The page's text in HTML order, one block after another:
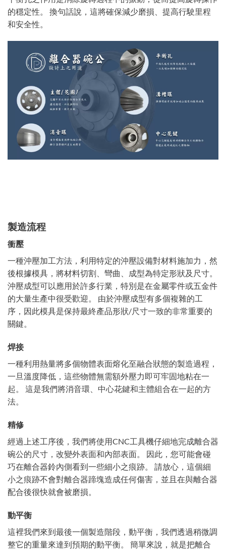
的穩定性。 換句話說，這將確保減少磨損、提高行駛里程
和安全性。
製造流程
衝壓
一種沖壓加工方法，利用特定的沖壓設備對材料施加力，然
後根據模具，將材料切割、彎曲、成型為特定形狀及尺寸。
沖壓成型可以應用於許多行業，特別是在金屬零件或五金件
的大量生產中很受歡迎。 由於沖壓成型有多個複雜的工
序，因此模具是保持最終產品形狀/尺寸一致的非常重要的
關鍵。
焊接
一種利用熱量將多個物體表面熔化至融合狀態的製造過程，
一旦溫度降低，這些物體無需額外壓力即可牢固地粘在一
起。 這是我們將消音環、中心花鍵和主體組合在一起的方
法。
精修
經過上述工序後，我們將使用CNC工具機仔細地完成離合器
碗公的尺寸，改變外表面和內部表面。 因此，您可能會碰
巧在離合器鈴內側看到一些細小之痕跡。 請放心，這個細
小之痕跡不會對離合器蹄塊造成任何傷害，並且在與離合器
配合後很快就會被磨損。
動平衡
這裡我們來到最後一個製造階段，動平衡，我們透過稍微調
整它的重量來達到預期的動平衡。 簡單來說，就是把離合